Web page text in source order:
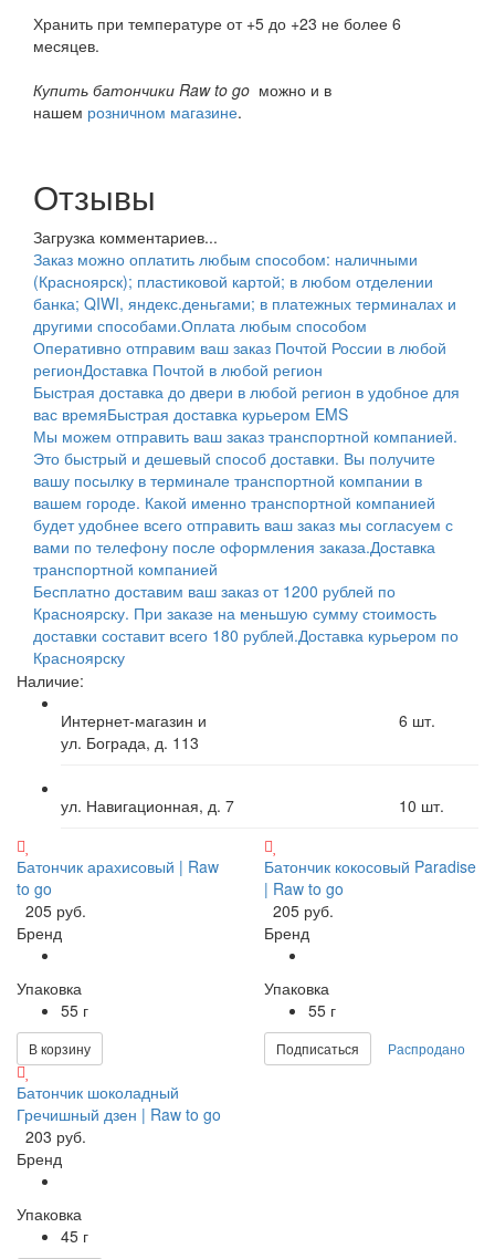
Хранить при температуре от +5 до +23 не более 6
месяцев.
Купить батончики Raw to go можно и в
нашем розничном магазине.
Отзывы
Загрузка комментариев...
Заказ можно оплатить любым способом: наличными
(Красноярск); пластиковой картой; в любом отделении
банка; QIWI, яндекс.деньгами; в платежных терминалах и
другими способами.Оплата любым способом
Оперативно отправим ваш заказ Почтой России в любой
регионДоставка Почтой в любой регион
Быстрая доставка до двери в любой регион в удобное для
вас времяБыстрая доставка курьером EMS
Мы можем отправить ваш заказ транспортной компанией.
Это быстрый и дешевый способ доставки. Вы получите
вашу посылку в терминале транспортной компании в
вашем городе. Какой именно транспортной компанией
будет удобнее всего отправить ваш заказ мы согласуем с
вами по телефону после оформления заказа.Доставка
транспортной компанией
Бесплатно доставим ваш заказ от 1200 рублей по
Красноярску. При заказе на меньшую сумму стоимость
доставки составит всего 180 рублей.Доставка курьером по
Красноярску
Наличие:
Интернет-магазин и
ул. Бограда, д. 113
6 шт.
ул. Навигационная, д. 7 10 шт.
Батончик арахисовый | Raw
to go
205 руб.
Бренд
Упаковка
55 г
В корзину
Батончик кокосовый Paradise
| Raw to go
205 руб.
Бренд
Упаковка
55 г
Подписаться Распродано
Батончик шоколадный
Гречишный дзен | Raw to go
203 руб.
Бренд
Упаковка
45 г